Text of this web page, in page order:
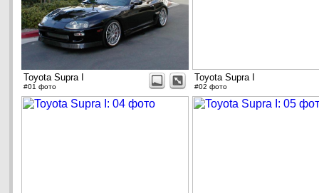
Toyota Supra I
#01 фото
Toyota Supra I
#02 фото